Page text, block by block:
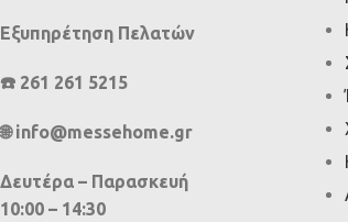
Εξυπηρέτηση Πελατών
☎️ 261 261 5215
🌐 info@messehome.gr
Δευτέρα – Παρασκευή
10:00 – 14:30